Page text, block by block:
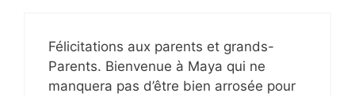
Félicitations aux parents et grands-
Parents. Bienvenue à Maya qui ne
manquera pas d’être bien arrosée pour